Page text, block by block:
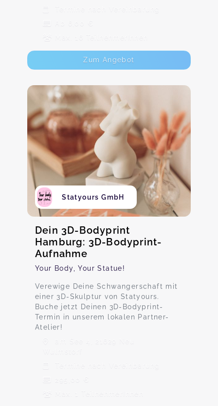
Termine nach Vereinbarung
Ab 6,00 €
Max. 16 TeilnehmerInnen
Zum Angebot
Statyours GmbH
Dein 3D-Bodyprint
Hamburg: 3D-Bodyprint-
Aufnahme
Your Body, Your Statue!
Verewige Deine Schwangerschaft mit
einer 3D-Skulptur von Statyours.
Buche jetzt Deinen 3D-Bodyprint-
Termin in unserem lokalen Partner-
Atelier!
am See 4, 21629 Neu
Wulmstorf
Termine nach Vereinbarung
295,00 €
Max. 1 TeilnehmerInnen